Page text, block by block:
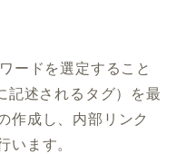
ードを選定すること
記述されるタグ）を最
作成し、内部リンク
います。